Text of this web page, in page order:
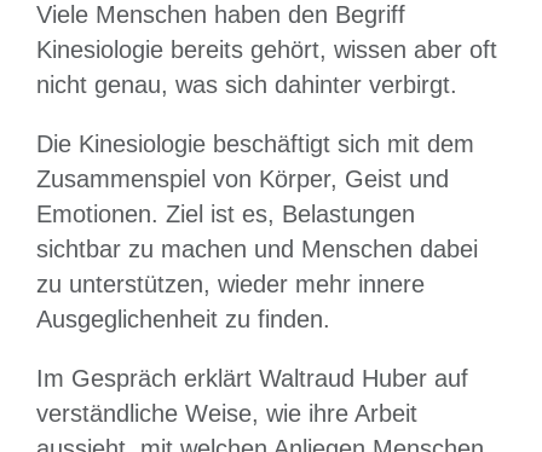
Viele Menschen haben den Begriff
Kinesiologie bereits gehört, wissen aber oft
nicht genau, was sich dahinter verbirgt.
Die Kinesiologie beschäftigt sich mit dem
Zusammenspiel von Körper, Geist und
Emotionen. Ziel ist es, Belastungen
sichtbar zu machen und Menschen dabei
zu unterstützen, wieder mehr innere
Ausgeglichenheit zu finden.
Im Gespräch erklärt Waltraud Huber auf
verständliche Weise, wie ihre Arbeit